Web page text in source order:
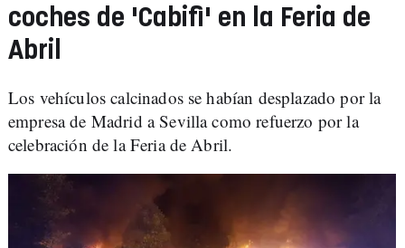
coches de 'Cabifi' en la Feria de
Abril
Los vehículos calcinados se habían desplazado por la
empresa de Madrid a Sevilla como refuerzo por la
celebración de la Feria de Abril.